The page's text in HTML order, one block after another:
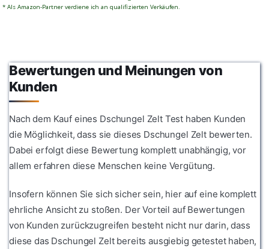
oder zum
Dschungel
die Fantasie
* Als Amazon-Partner verdiene ich an qualifizierten Verkäufen.
Bewertungen und Meinungen von
Kunden
Nach dem Kauf eines Dschungel Zelt Test haben Kunden
die Möglichkeit, dass sie dieses Dschungel Zelt bewerten.
Dabei erfolgt diese Bewertung komplett unabhängig, vor
allem erfahren diese Menschen keine Vergütung.
Insofern können Sie sich sicher sein, hier auf eine komplett
ehrliche Ansicht zu stoßen. Der Vorteil auf Bewertungen
von Kunden zurückzugreifen besteht nicht nur darin, dass
diese das Dschungel Zelt bereits ausgiebig getestet haben,